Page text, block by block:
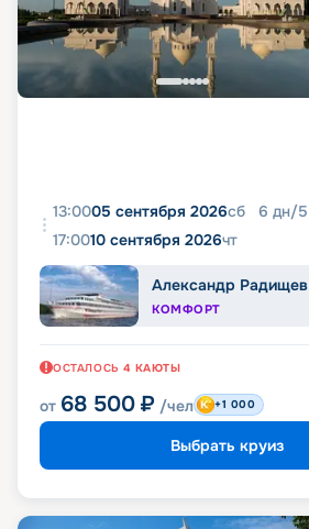
13:0005 сентября 2026сб 6 дн/5
17:0010 сентября 2026чт
Александр Радищев
КОМФОРТ
ОСТАЛОСЬ 4 КАЮТЫ
от 68 500 ₽ /чел +1 000
Выбрать круиз